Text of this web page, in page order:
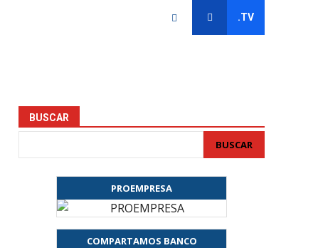
.TV
BUSCAR
BUSCAR
PROEMPRESA
COMPARTAMOS BANCO